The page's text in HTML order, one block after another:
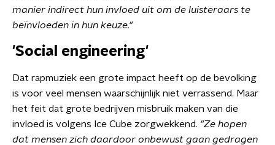
manier indirect hun invloed uit om de luisteraars te
beïnvloeden in hun keuze."
'Social engineering'
Dat rapmuziek een grote impact heeft op de bevolking
is voor veel mensen waarschijnlijk niet verrassend. Maar
het feit dat grote bedrijven misbruik maken van die
invloed is volgens Ice Cube zorgwekkend. "Ze hopen
dat mensen zich daardoor onbewust gaan gedragen